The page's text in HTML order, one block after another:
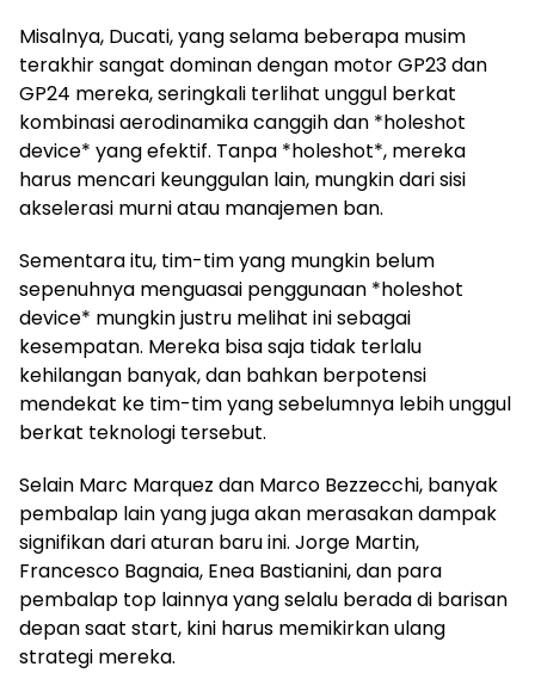
Misalnya, Ducati, yang selama beberapa musim
terakhir sangat dominan dengan motor GP23 dan
GP24 mereka, seringkali terlihat unggul berkat
kombinasi aerodinamika canggih dan *holeshot
device* yang efektif. Tanpa *holeshot*, mereka
harus mencari keunggulan lain, mungkin dari sisi
akselerasi murni atau manajemen ban.
Sementara itu, tim-tim yang mungkin belum
sepenuhnya menguasai penggunaan *holeshot
device* mungkin justru melihat ini sebagai
kesempatan. Mereka bisa saja tidak terlalu
kehilangan banyak, dan bahkan berpotensi
mendekat ke tim-tim yang sebelumnya lebih unggul
berkat teknologi tersebut.
Selain Marc Marquez dan Marco Bezzecchi, banyak
pembalap lain yang juga akan merasakan dampak
signifikan dari aturan baru ini. Jorge Martin,
Francesco Bagnaia, Enea Bastianini, dan para
pembalap top lainnya yang selalu berada di barisan
depan saat start, kini harus memikirkan ulang
strategi mereka.